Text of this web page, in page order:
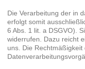
Die Verarbeitung der in
erfolgt somit
6 Abs. 1 lit. a DSGVO).
widerrufen. Dazu reicht
uns. Die